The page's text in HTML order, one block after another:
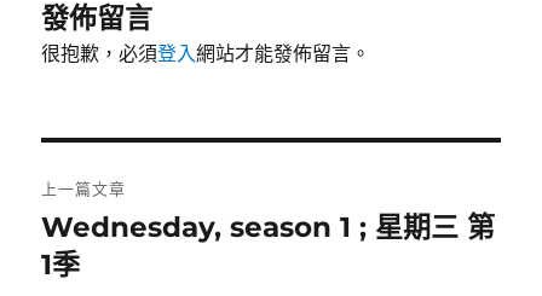
發佈留言
很抱歉，必須登入網站才能發佈留言。
章
導
上一篇文章
上
一
Wednesday, season 1 ; 星期三 第
1季